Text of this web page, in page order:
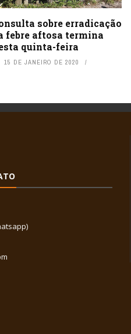
sobre erradicação
febre aftosa termina
quinta-feira
15 DE JANEIRO DE 2020